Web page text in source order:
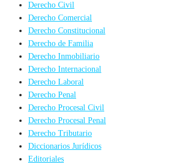
Derecho Civil
Derecho Comercial
Derecho Constitucional
Derecho de Familia
Derecho Inmobiliario
Derecho Internacional
Derecho Laboral
Derecho Penal
Derecho Procesal Civil
Derecho Procesal Penal
Derecho Tributario
Diccionarios Jurídicos
Editoriales